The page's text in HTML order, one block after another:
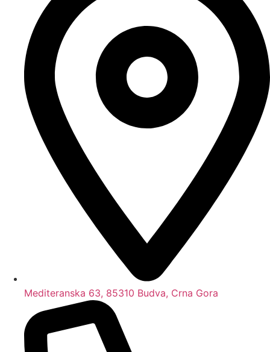
Mediteranska 63, 85310 Budva, Crna Gora